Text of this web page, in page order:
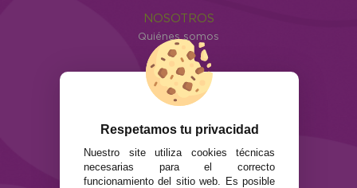
NOSOTROS
Quiénes somos
Info
ATENCIÓN AL CLIENTE
Envíos y devoluciones
Formas de pago
Contacto
Respetamos tu privacidad
Nuestro site utiliza cookies técnicas
necesarias para el correcto
funcionamiento del sitio web. Es posible